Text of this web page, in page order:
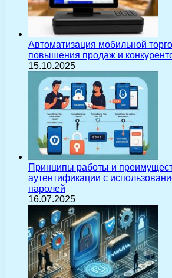
Автоматизация мобильной
повышения продаж и
15.10.2025
Принципы работы и
аутентификации с
паролей
16.07.2025